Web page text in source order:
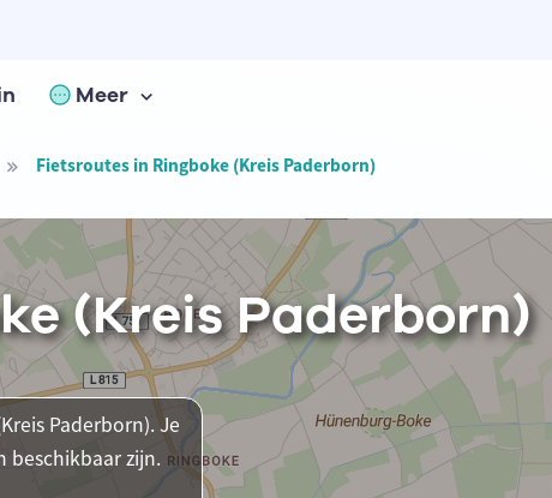
Meer
Fietsroutes in Ringboke (Kreis Paderborn)
(Kreis Paderborn)
Paderborn). Je
zijn.